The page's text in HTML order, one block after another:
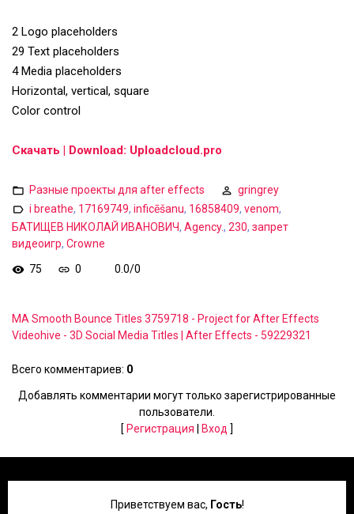
2 Logo placeholders
29 Text placeholders
4 Media placeholders
Horizontal, vertical, square
Color control
Скачать | Download: Uploadcloud.pro
Разные проекты для after effects
gringrey
i breathe, 17169749, inficēšanu, 16858409, venom,
БАТИЩЕВ НИКОЛАЙ ИВАНОВИЧ, Agency., 230, запрет
видеоигр, Crowne
75
0 0.0/0
MA Smooth Bounce Titles 3759718 - Project for After Effects
Videohive - 3D Social Media Titles | After Effects - 59229321
Всего комментариев: 0
Добавлять комментарии могут только зарегистрированные
пользователи.
[ Регистрация Вход ]
Приветствуем вас, Гость!